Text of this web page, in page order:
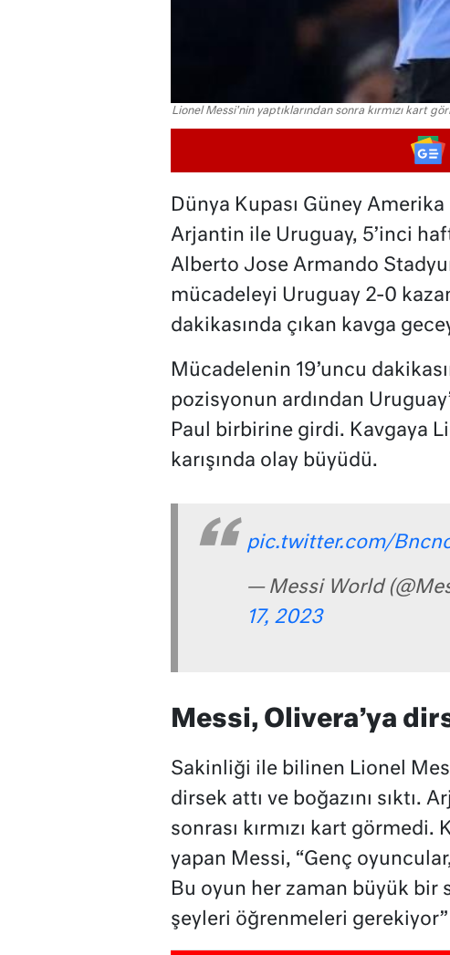
Lionel Messi'nin yaptıklarından sonra kırmızı kart
Dünya Kupası Güney
Arjantin ile Uruguay, 5’inci
Alberto Jose Armando
mücadeleyi Uruguay 2-0
dakikasında çıkan kavga
Mücadelenin 19’uncu
pozisyonun ardından
Paul birbirine girdi. Kavgaya
karışında olay büyüdü.
pic.twitter.com/
— Messi World
17, 2023
Messi, Olivera’ya
Sakinliği ile bilinen Lionel
dirsek attı ve boğazını sıktı.
sonrası kırmızı kart görmedi.
yapan Messi, “Genç
Bu oyun her zaman büyük bir
şeyleri öğrenmeleri